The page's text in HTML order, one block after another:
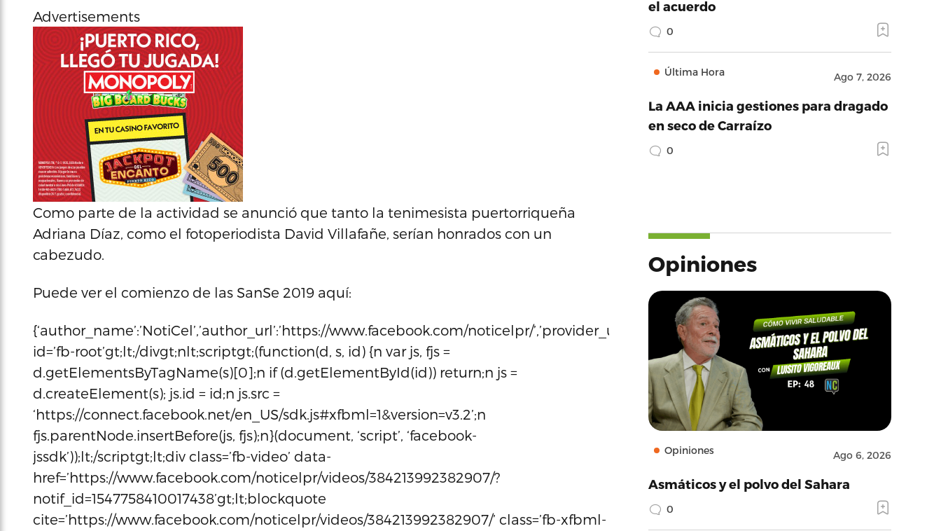
Advertisements
Como parte de la actividad se anunció que tanto la tenimesista puertorriqueña
Adriana Díaz, como el fotoperiodista David Villafañe, serían honrados con un
cabezudo.
Puede ver el comienzo de las SanSe 2019 aquí:
{‘author_name’:’NotiCel’,’author_url’:’https://www.facebook.com/noticelpr/’,’provider_url’:’https://
id=’fb-root’gt;lt;/divgt;nlt;scriptgt;(function(d, s, id) {n var js, fjs =
d.getElementsByTagName(s)[0];n if (d.getElementById(id)) return;n js =
d.createElement(s); js.id = id;n js.src =
‘https://connect.facebook.net/en_US/sdk.js#xfbml=1&version=v3.2’;n
fjs.parentNode.insertBefore(js, fjs);n}(document, ‘script’, ‘facebook-
jssdk’));lt;/scriptgt;lt;div class=’fb-video’ data-
href=’https://www.facebook.com/noticelpr/videos/384213992382907/?
notif_id=1547758410017438’gt;lt;blockquote
cite=’https://www.facebook.com/noticelpr/videos/384213992382907/’ class=’fb-xfbml-
el acuerdo
0
Última Hora Ago 7, 2026
La AAA inicia gestiones para dragado
en seco de Carraízo
0
Opiniones
Opiniones Ago 6, 2026
Asmáticos y el polvo del Sahara
0